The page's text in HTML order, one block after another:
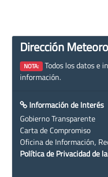
Dirección
NOTA: Todos los datos e
información.
Información de Interés
Gobierno Transparente
Carta de Compromiso
Oficina de Información,
Política de Privacidad de